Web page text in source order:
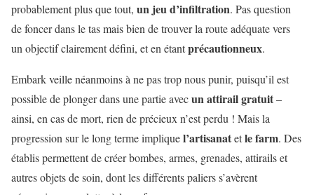
probablement plus que tout, un jeu d’infiltration. Pas question
de foncer dans le tas mais bien de trouver la route adéquate vers
un objectif clairement défini, et en étantprécautionneux.
Embark veille néanmoins à ne pas trop nous punir, puisqu’il est
possible de plonger dans une partie avecun attirail gratuit–
ainsi, en cas de mort, rien de précieux n’est perdu ! Mais la
progression sur le long terme impliquel’artisanatetle farm. Des
établis permettent de créer bombes, armes, grenades, attirails et
autres objets de soin, dont les différents paliers s’avèrent